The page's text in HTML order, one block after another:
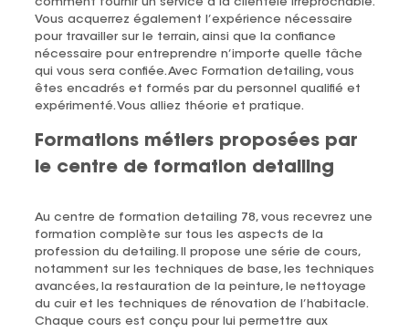
Vous acquerrez également l’expérience nécessaire
pour travailler sur le terrain, ainsi que la confiance
nécessaire pour entreprendre n’importe quelle tâche
qui vous sera confiée. Avec Formation detailing, vous
êtes encadrés et formés par du personnel qualifié et
expérimenté. Vous alliez théorie et pratique.
Formations métiers proposées par
le centre de formation detailing
Au centre de formation detailing 78, vous recevrez une
formation complète sur tous les aspects de la
profession du detailing. Il propose une série de cours,
notamment sur les techniques de base, les techniques
avancées, la restauration de la peinture, le nettoyage
du cuir et les techniques de rénovation de l’habitacle.
Chaque cours est conçu pour lui permettre aux